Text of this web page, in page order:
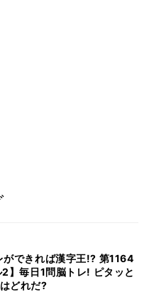
ができれば漢字王!? 第1164
】毎日1問脳トレ! ピタッと
どれだ?